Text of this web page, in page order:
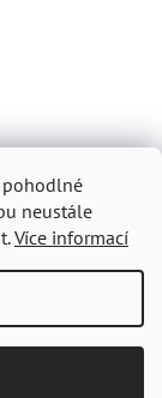
pohodlné
neustále
Více informací
vyhrazena.